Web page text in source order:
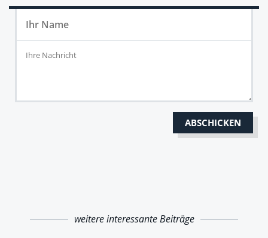
weitere interessante Beiträge